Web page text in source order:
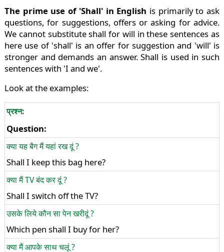
The prime use of 'Shall' in English is primarily to ask
questions, for suggestions, offers or asking for advice.
We cannot substitute shall for will in these sentences as
here use of 'shall' is an offer for suggestion and 'will' is
stronger and demands an answer. Shall is used in such
sentences with 'I and we'.
Look at the examples:
प्रश्न:
Question:
क्या यह बैग मैं यहां रख दूं ?
Shall I keep this bag here?
क्या मैं TV बंद कर दूं ?
Shall I switch off the TV?
उसके लिये कौन सा पेन खरीदूं ?
Which pen shall I buy for her?
क्या मैं आपके साथ चलूं ?